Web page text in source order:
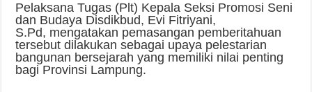
Pelaksana Tugas (Plt) Kepala Seksi Promosi Seni
dan Budaya Disdikbud, Evi Fitriyani,
S.Pd, mengatakan pemasangan pemberitahuan
tersebut dilakukan sebagai upaya pelestarian
bangunan bersejarah yang memiliki nilai penting
bagi Provinsi Lampung.